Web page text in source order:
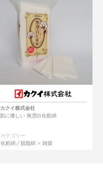
カクイ株式会社
肌に優しい 無漂白化粧綿
カテゴリー
化粧綿／脱脂綿
雑貨